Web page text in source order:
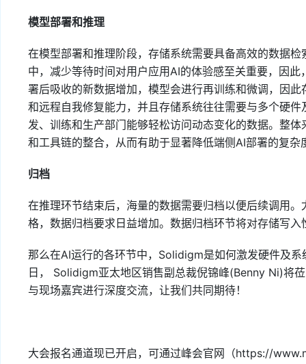
模型部署和推理
在模型部署和推理阶段，存储系统需要具备高效的数据
中，减少等待时间对用户应用AI的体验感至关重要，因
署后吸收的新数据增加，模型会进行再训练和微调，因
和远程自我修复能力，并且存储系统往往需要与多个硬
发、训练和生产部门能够轻松访问动态变化的数据。整
和工具链的整合，从而有助于显著降低端侧AI部署的复
归档
在推理环节结束后，海量的数据需要归档以便后续调用
格，数据归档要求日益增加。数据归档环节将对存储写
那么在AI运行的各环节中，Solidigm是如何激发硬件及
日， Solidigm亚太地区销售副总裁倪锦峰(Benny Ni)将
与现场嘉宾进行深度交流，让我们共同期待！
大会报名通道现已开启，可通过峰会官网（https://